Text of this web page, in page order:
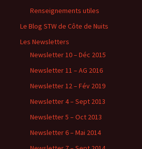
Renseignements utiles
Le Blog STW de Côte de Nuits
Les Newsletters
Newsletter 10 – Déc 2015
Newsletter 11 – AG 2016
Newsletter 12 – Fév 2019
Newsletter 4 – Sept 2013
Newsletter 5 – Oct 2013
Newsletter 6 – Mai 2014